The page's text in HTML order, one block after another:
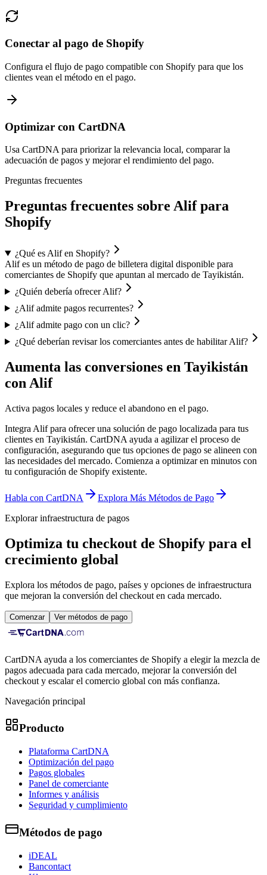
Conectar al pago de Shopify
Configura el flujo de pago compatible con Shopify para que los
clientes vean el método en el pago.
Optimizar con CartDNA
Usa CartDNA para priorizar la relevancia local, comparar la
adecuación de pagos y mejorar el rendimiento del pago.
Preguntas frecuentes
Preguntas frecuentes sobre Alif para
Shopify
¿Qué es Alif en Shopify?
Alif es un método de pago de billetera digital disponible para
comerciantes de Shopify que apuntan al mercado de Tayikistán.
¿Quién debería ofrecer Alif?
¿Alif admite pagos recurrentes?
¿Alif admite pago con un clic?
¿Qué deberían revisar los comerciantes antes de habilitar Alif?
Aumenta las conversiones en Tayikistán
con Alif
Activa pagos locales y reduce el abandono en el pago.
Integra Alif para ofrecer una solución de pago localizada para tus
clientes en Tayikistán. CartDNA ayuda a agilizar el proceso de
configuración, asegurando que tus opciones de pago se alineen con
las necesidades del mercado. Comienza a optimizar en minutos con
tu configuración de Shopify existente.
Habla con CartDNA
Explora Más Métodos de Pago
Explorar infraestructura de pagos
Optimiza tu checkout de Shopify para el
crecimiento global
Explora los métodos de pago, países y opciones de infraestructura
que mejoran la conversión del checkout en cada mercado.
Comenzar Ver métodos de pago
CartDNA ayuda a los comerciantes de Shopify a elegir la mezcla de
pagos adecuada para cada mercado, mejorar la conversión del
checkout y escalar el comercio global con más confianza.
Navegación principal
Producto
Plataforma CartDNA
Optimización del pago
Pagos globales
Panel de comerciante
Informes y análisis
Seguridad y cumplimiento
Métodos de pago
iDEAL
Bancontact